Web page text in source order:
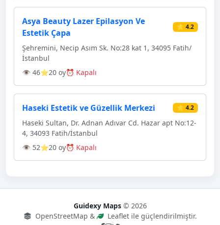
Asya Beauty Lazer Epilasyon Ve
Estetik Çapa
⭐ 4.2
Şehremini, Necip Asım Sk. No:28 kat 1, 34095 Fatih/
İstanbul
👁 46⭐20 oy⏰ Kapalı
Haseki Estetik ve Güzellik Merkezi ⭐ 4.2
Haseki Sultan, Dr. Adnan Adıvar Cd. Hazar apt No:12-
4, 34093 Fatih/İstanbul
👁 52⭐20 oy⏰ Kapalı
Guidexy Maps© 2026
OpenStreetMap &
Leaflet ile güçlendirilmiştir.